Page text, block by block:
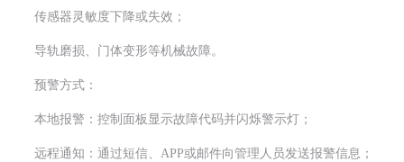
传感器灵敏度下降或失效；
导轨磨损、门体变形等机械故障。
预警方式：
本地报警：控制面板显示故障代码并闪烁警示灯；
远程通知：通过短信、APP或邮件向管理人员发送报警信息；